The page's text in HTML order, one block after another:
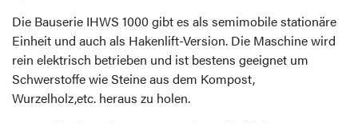
Die Bauserie IHWS 1000 gibt es als semimobile stationäre
Einheit und auch als Hakenlift-Version. Die Maschine wird
rein elektrisch betrieben und ist bestens geeignet um
Schwerstoffe wie Steine aus dem Kompost,
Wurzelholz,etc. heraus zu holen.